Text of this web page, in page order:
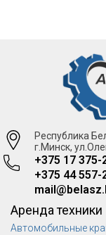
Республика
г.Минск,
+375 17 375-
+375 44 557-
Аренда техники
Автомобильные